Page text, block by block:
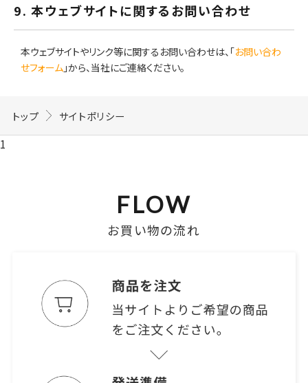
9. 本ウェブサイトに関するお問い合わせ
本ウェブサイトやリンク等に関するお問い合わせは、「お問い合わ
せフォーム 」から、当社にご連絡ください。
トップ サイトポリシー
1
FLOW
お買い物の流れ